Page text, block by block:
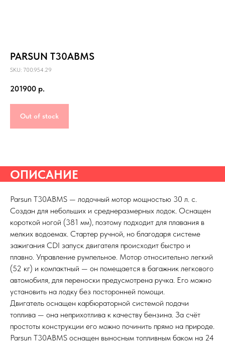
PARSUN T30ABMS
SKU: 700.954.29
201900 р.
Out of stock
ОПИСАНИЕ
Parsun T30АBMS — лодочный мотор мощностью 30 л. с.
Создан для небольших и среднеразмерных лодок. Оснащен
короткой ногой (381 мм), поэтому подходит для плавания в
мелких водоемах. Стартер ручной, но благодаря системе
зажигания CDI запуск двигателя происходит быстро и
плавно. Управление румпельное. Мотор относительно легкий
(52 кг) и компактный — он помещается в багажник легкового
автомобиля, для переноски предусмотрена ручка. Его можно
установить на лодку без посторонней помощи.
Двигатель оснащен карбюраторной системой подачи
топлива — она неприхотлива к качеству бензина. За счёт
простоты конструкции его можно починить прямо на природе.
Parsun T30АBMS оснащен выносным топливным баком на 24